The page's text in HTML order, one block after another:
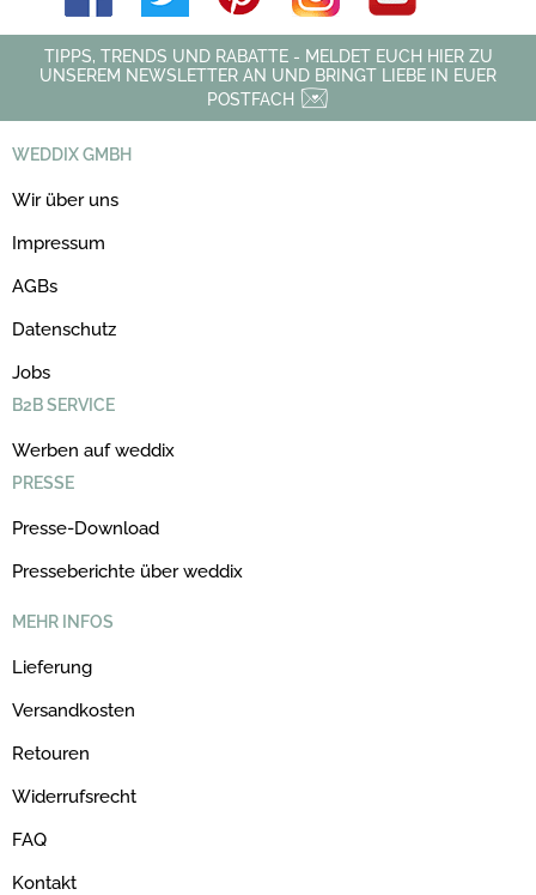
TIPPS, TRENDS UND RABATTE - MELDET EUCH HIER ZU
UNSEREM NEWSLETTER AN UND BRINGT LIEBE IN EUER
POSTFACH
WEDDIX GMBH
Wir über uns
Impressum
AGBs
Datenschutz
Jobs
B2B SERVICE
Werben auf weddix
PRESSE
Presse-Download
Presseberichte über weddix
MEHR INFOS
Lieferung
Versandkosten
Retouren
Widerrufsrecht
FAQ
Kontakt